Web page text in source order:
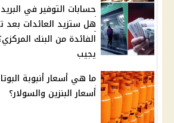
هل ستزيد العائدات بعد
الفائدة من البنك
يجيب
ما هي أسعار أنبوبة
أسعار البنزين والسولار؟